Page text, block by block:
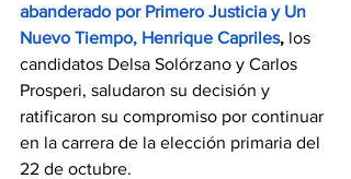
abanderado por Primero Justicia y Un
Nuevo Tiempo, Henrique Capriles, los
candidatos Delsa Solórzano y Carlos
Prosperi, saludaron su decisión y
ratificaron su compromiso por continuar
en la carrera de la elección primaria del
22 de octubre.